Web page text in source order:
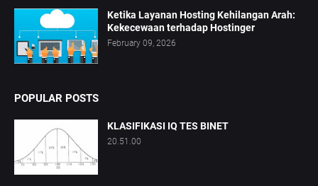
Ketika Layanan Hosting Kehilangan Arah:
Kekecewaan terhadap Hostinger
February 09, 2026
POPULAR POSTS
KLASIFIKASI IQ TES BINET
20.51.00